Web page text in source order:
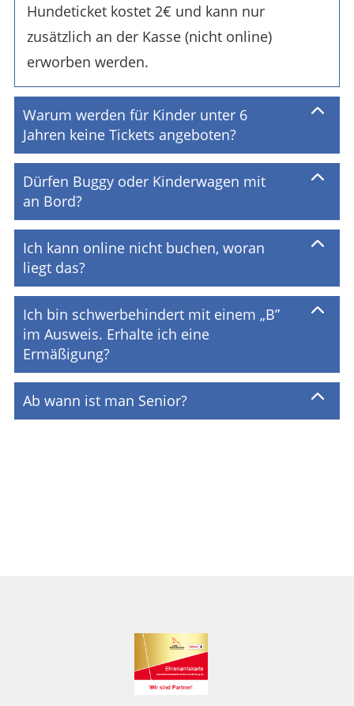
Hundeticket kostet 2€ und kann nur
zusätzlich an der Kasse (nicht online)
erworben werden.
Warum werden für Kinder unter 6
Jahren keine Tickets angeboten?
Dürfen Buggy oder Kinderwagen mit
an Bord?
Ich kann online nicht buchen, woran
liegt das?
Ich bin schwerbehindert mit einem „B”
im Ausweis. Erhalte ich eine
Ermäßigung?
Ab wann ist man Senior?